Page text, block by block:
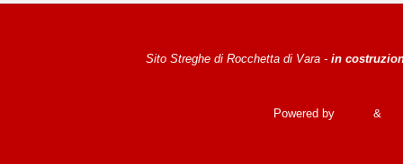
Sito Streghe di Rocchetta di Vara -in
Powered by &